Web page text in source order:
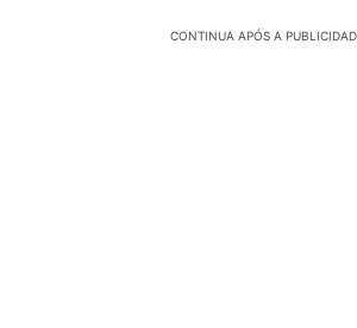
CONTINUA APÓS A